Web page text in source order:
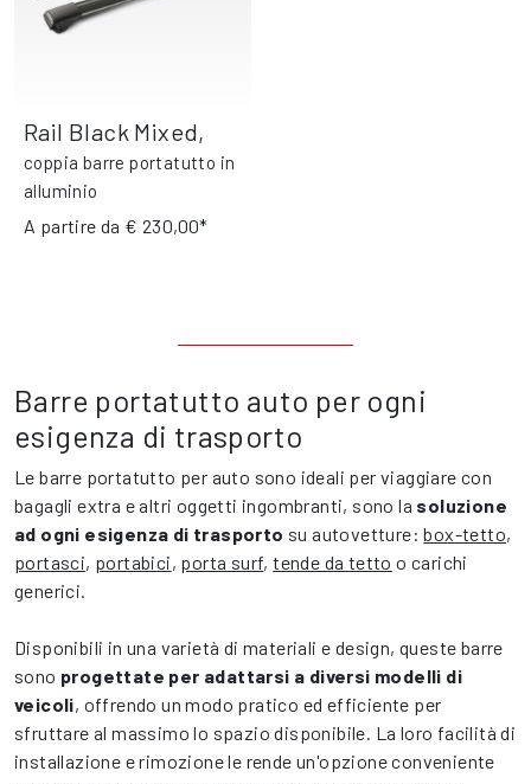
Rail Black Mixed,
coppia barre portatutto in
alluminio
A partire da € 230,00*
Barre portatutto auto per ogni
esigenza di trasporto
Le barre portatutto per auto sono ideali per viaggiare con
bagagli extra e altri oggetti ingombranti, sono la soluzione
ad ogni esigenza di trasporto su autovetture:box-tetto,
portasci, portabici, porta surf,tende da tetto o carichi
generici.
Disponibili in una varietà di materiali e design, queste barre
sono progettate per adattarsi a diversi modelli di
veicoli, offrendo un modo pratico ed efficiente per
sfruttare al massimo lo spazio disponibile. La loro facilità di
installazione e rimozione le rende un'opzione conveniente